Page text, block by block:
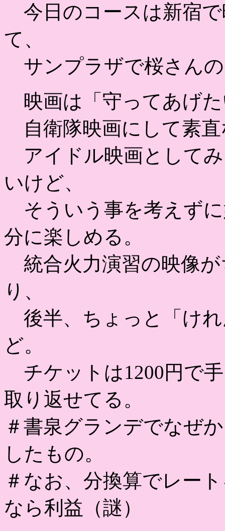
今日のコースは新宿
て、
サンプラザで桜さん
映画は「守ってあげ
自衛隊映画にして素
アイドル映画として
いけど、
そういう事を考えず
分に楽しめる。
統合火力演習の映像
り、
後半、ちょっと「け
ど。
チケットは1200円で
取り返せてる。
＃書泉グランデでなぜ
したもの。
＃なお、分換算でレー
なら利益（謎）